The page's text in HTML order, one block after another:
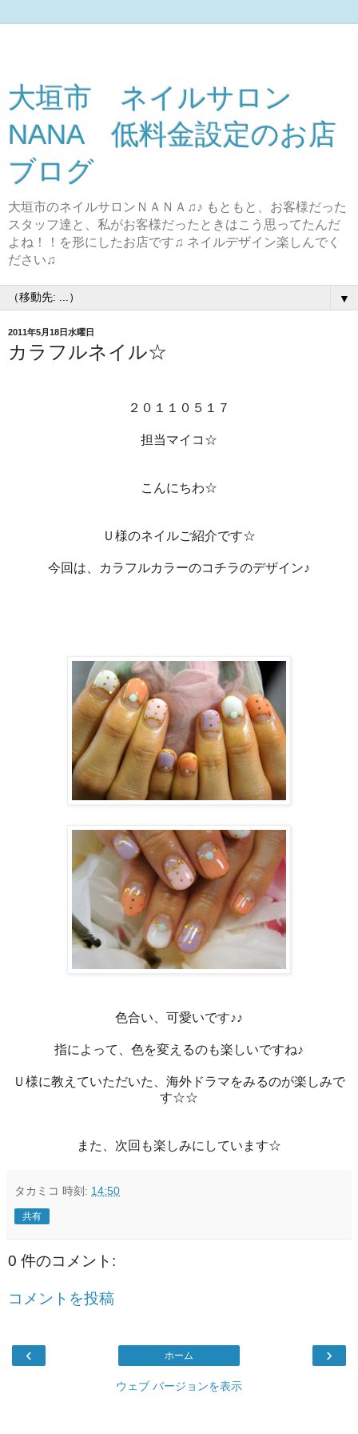
大垣市 ネイルサロン
NANA 低料金設定のお店
ブログ
大垣市のネイルサロンＮＡＮＡ♫♪ もともと、お客様だった
スタッフ達と、私がお客様だったときはこう思ってたんだ
よね！！を形にしたお店です♫ ネイルデザイン楽しんでく
ださい♫
▼
2011年5月18日水曜日
カラフルネイル☆
２０１１０５１７
担当マイコ☆
こんにちわ☆
Ｕ様のネイルご紹介です☆
今回は、カラフルカラーのコチラのデザイン♪
色合い、可愛いです♪♪
指によって、色を変えるのも楽しいですね♪
Ｕ様に教えていただいた、海外ドラマをみるのが楽しみで
す☆☆
また、次回も楽しみにしています☆
タカミコ 時刻: 14:50
共有
0 件のコメント:
コメントを投稿
‹ ›
ホーム
ウェブ バージョンを表示